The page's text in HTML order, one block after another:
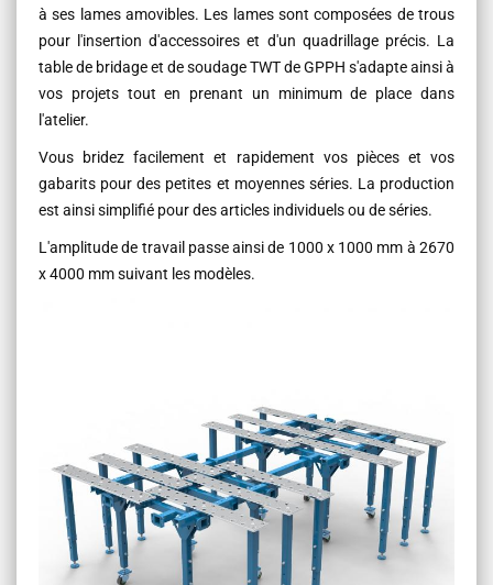
à ses lames amovibles. Les lames sont composées de trous
pour l'insertion d'accessoires et d'un quadrillage précis. La
table de bridage et de soudage TWT de GPPH s'adapte ainsi à
vos projets tout en prenant un minimum de place dans
l'atelier.
Vous bridez facilement et rapidement vos pièces et vos
gabarits pour des petites et moyennes séries. La production
est ainsi simplifié pour des articles individuels ou de séries.
L'amplitude de travail passe ainsi de 1000 x 1000 mm à 2670
x 4000 mm suivant les modèles.